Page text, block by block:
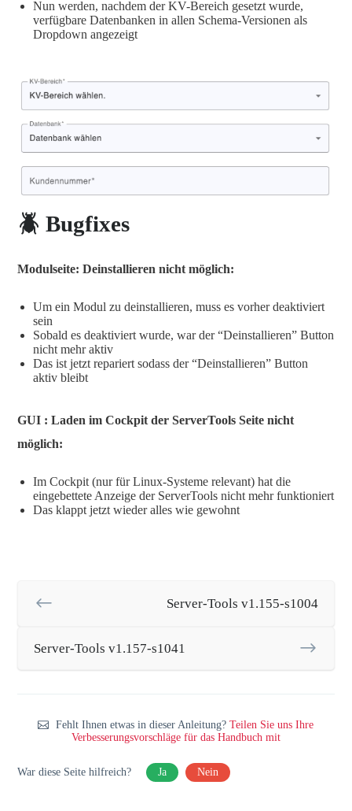
Nun werden, nachdem der KV-Bereich gesetzt wurde,
verfügbare Datenbanken in allen Schema-Versionen als
Dropdown angezeigt
🪲 Bugfixes
Modulseite: Deinstallieren nicht möglich:
Um ein Modul zu deinstallieren, muss es vorher deaktiviert
sein
Sobald es deaktiviert wurde, war der “Deinstallieren” Button
nicht mehr aktiv
Das ist jetzt repariert sodass der “Deinstallieren” Button
aktiv bleibt
GUI : Laden im Cockpit der ServerTools Seite nicht
möglich:
Im Cockpit (nur für Linux-Systeme relevant) hat die
eingebettete Anzeige der ServerTools nicht mehr funktioniert
Das klappt jetzt wieder alles wie gewohnt
Server-Tools v1.155-s1004
Server-Tools v1.157-s1041
Fehlt Ihnen etwas in dieser Anleitung?Teilen Sie uns Ihre
Verbesserungsvorschläge für das Handbuch mit
War diese Seite hilfreich? Ja Nein